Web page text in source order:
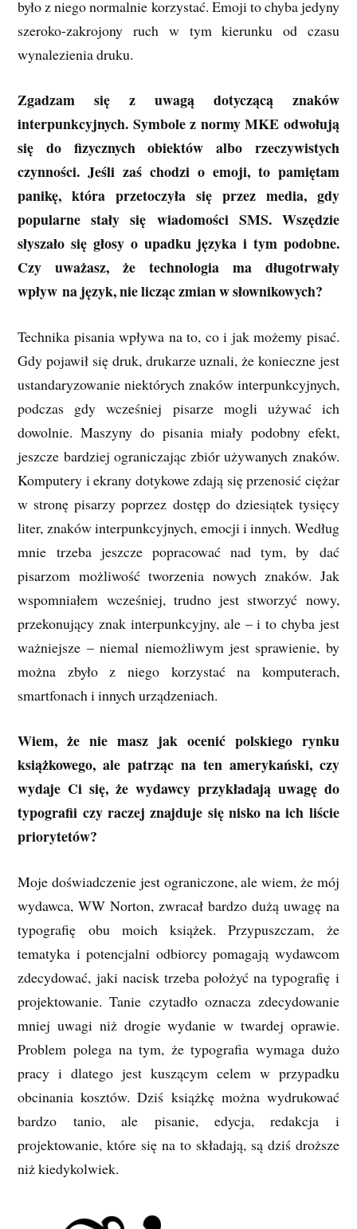
było z niego normalnie korzystać. Emoji to chyba jedyny
szeroko-zakrojony ruch w tym kierunku od czasu
wynalezienia druku.
Zgadzam się z uwagą dotyczącą znaków
interpunkcyjnych. Symbole z normy MKE odwołują
się do fizycznych obiektów albo rzeczywistych
czynności. Jeśli zaś chodzi o emoji, to pamiętam
panikę, która przetoczyła się przez media, gdy
popularne stały się wiadomości SMS. Wszędzie
słyszało się głosy o upadku języka i tym podobne.
Czy uważasz, że technologia ma długotrwały
wpływ na język, nie licząc zmian w słownikowych?
Technika pisania wpływa na to, co i jak możemy pisać.
Gdy pojawił się druk, drukarze uznali, że konieczne jest
ustandaryzowanie niektórych znaków interpunkcyjnych,
podczas gdy wcześniej pisarze mogli używać ich
dowolnie. Maszyny do pisania miały podobny efekt,
jeszcze bardziej ograniczając zbiór używanych znaków.
Komputery i ekrany dotykowe zdają się przenosić ciężar
w stronę pisarzy poprzez dostęp do dziesiątek tysięcy
liter, znaków interpunkcyjnych, emocji i innych. Według
mnie trzeba jeszcze popracować nad tym, by dać
pisarzom możliwość tworzenia nowych znaków. Jak
wspomniałem wcześniej, trudno jest stworzyć nowy,
przekonujący znak interpunkcyjny, ale – i to chyba jest
ważniejsze – niemal niemożliwym jest sprawienie, by
można zbyło z niego korzystać na komputerach,
smartfonach i innych urządzeniach.
Wiem, że nie masz jak ocenić polskiego rynku
książkowego, ale patrząc na ten amerykański, czy
wydaje Ci się, że wydawcy przykładają uwagę do
typografii czy raczej znajduje się nisko na ich liście
priorytetów?
Moje doświadczenie jest ograniczone, ale wiem, że mój
wydawca, WW Norton, zwracał bardzo dużą uwagę na
typografię obu moich książek. Przypuszczam, że
tematyka i potencjalni odbiorcy pomagają wydawcom
zdecydować, jaki nacisk trzeba położyć na typografię i
projektowanie. Tanie czytadło oznacza zdecydowanie
mniej uwagi niż drogie wydanie w twardej oprawie.
Problem polega na tym, że typografia wymaga dużo
pracy i dlatego jest kuszącym celem w przypadku
obcinania kosztów. Dziś książkę można wydrukować
bardzo tanio, ale pisanie, edycja, redakcja i
projektowanie, które się na to składają, są dziś droższe
niż kiedykolwiek.